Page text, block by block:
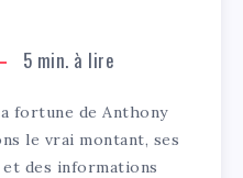
5 min. à lire
fortune de Anthony
le vrai montant, ses
et des informations